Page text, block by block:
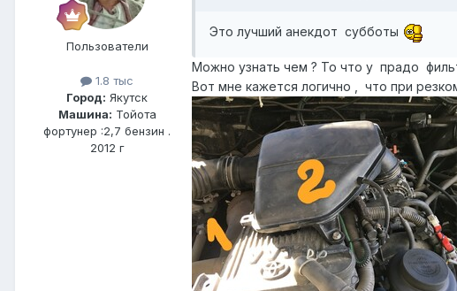
Пользователи
1.8 тыс
Город: Якутск
Машина: Тойота
фортунер :2,7 бензин .
2012 г
Это лучший анекдот субботы
Можно узнать чем ? То что у прадо
Вот мне кажется логично , что при